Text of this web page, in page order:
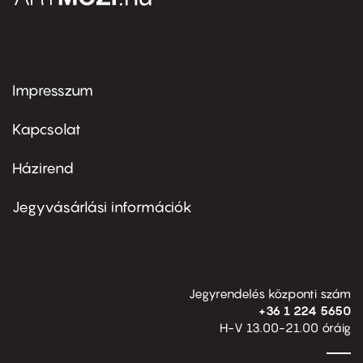
Footer
first
Impresszum
Kapcsolat
Footer
second
Házirend
Jegyvásárlási információk
Jegyrendelés központi szám
+36 1 224 5650
H-V 13.00-21.00 óráig